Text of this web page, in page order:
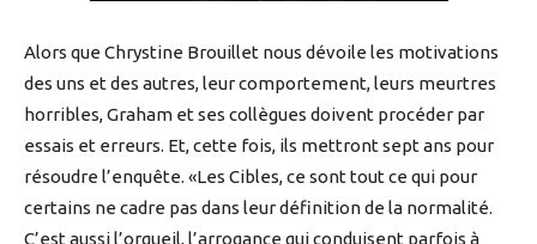
Alors que Chrystine Brouillet nous dévoile les motivations
des uns et des autres, leur comportement, leurs meurtres
horribles, Graham et ses collègues doivent procéder par
essais et erreurs. Et, cette fois, ils mettront sept ans pour
résoudre l’enquête. «Les Cibles, ce sont tout ce qui pour
certains ne cadre pas dans leur définition de la normalité.
C’est aussi l’orgueil, l’arrogance qui conduisent parfois à